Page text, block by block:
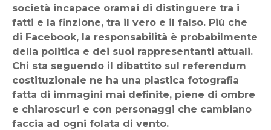
società incapace oramai di distinguere tra i
fatti e la finzione, tra il vero e il falso. Più che
di Facebook, la responsabilità è probabilmente
della politica e dei suoi rappresentanti attuali.
Chi sta seguendo il dibattito sul referendum
costituzionale ne ha una plastica fotografia
fatta di immagini mai definite, piene di ombre
e chiaroscuri e con personaggi che cambiano
faccia ad ogni folata di vento.